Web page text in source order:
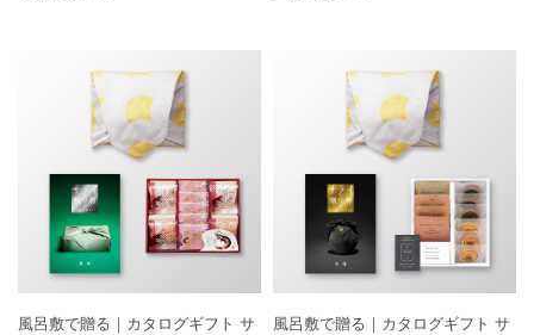
風呂敷で贈る｜カタログギフト サ
風呂敷で贈る｜カタログギフト サ